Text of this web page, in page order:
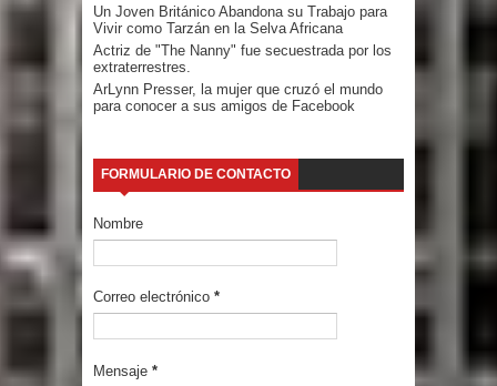
Un Joven Británico Abandona su Trabajo para
Vivir como Tarzán en la Selva Africana
Actriz de "The Nanny" fue secuestrada por los
extraterrestres.
ArLynn Presser, la mujer que cruzó el mundo
para conocer a sus amigos de Facebook
FORMULARIO DE CONTACTO
Nombre
Correo electrónico *
Mensaje *